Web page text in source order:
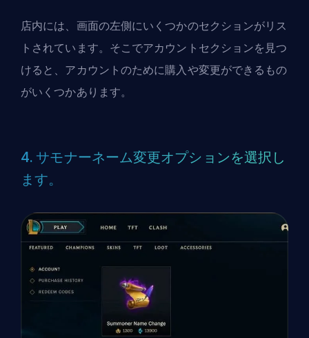
店内には、画面の左側にいくつかのセクションがリス
トされています。そこでアカウントセクションを見つ
けると、アカウントのために購入や変更ができるもの
がいくつかあります。
4. サモナーネーム変更オプションを選択し
ます。